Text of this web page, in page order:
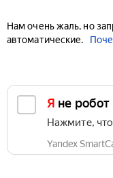
Нам очень жаль, но
автоматические.
Я не робот
Нажмите,
Yandex